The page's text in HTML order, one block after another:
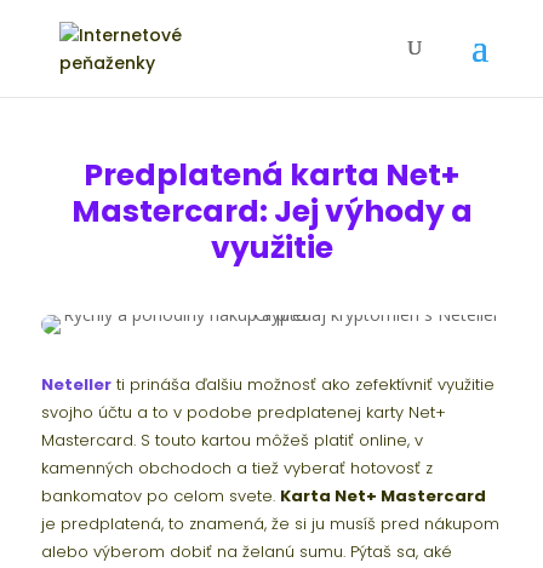
Predplatená karta Net+
Mastercard: Jej výhody a
využitie
Netellerti prináša ďalšiu možnosť ako zefektívniť využitie
svojho účtu a to v podobe predplatenej karty Net+
Mastercard. S touto kartou môžeš platiť online, v
kamenných obchodoch a tiež vyberať hotovosť z
bankomatov po celom svete. Karta Net+ Mastercard
je predplatená, to znamená, že si ju musíš pred nákupom
alebo výberom dobiť na želanú sumu. Pýtaš sa, aké